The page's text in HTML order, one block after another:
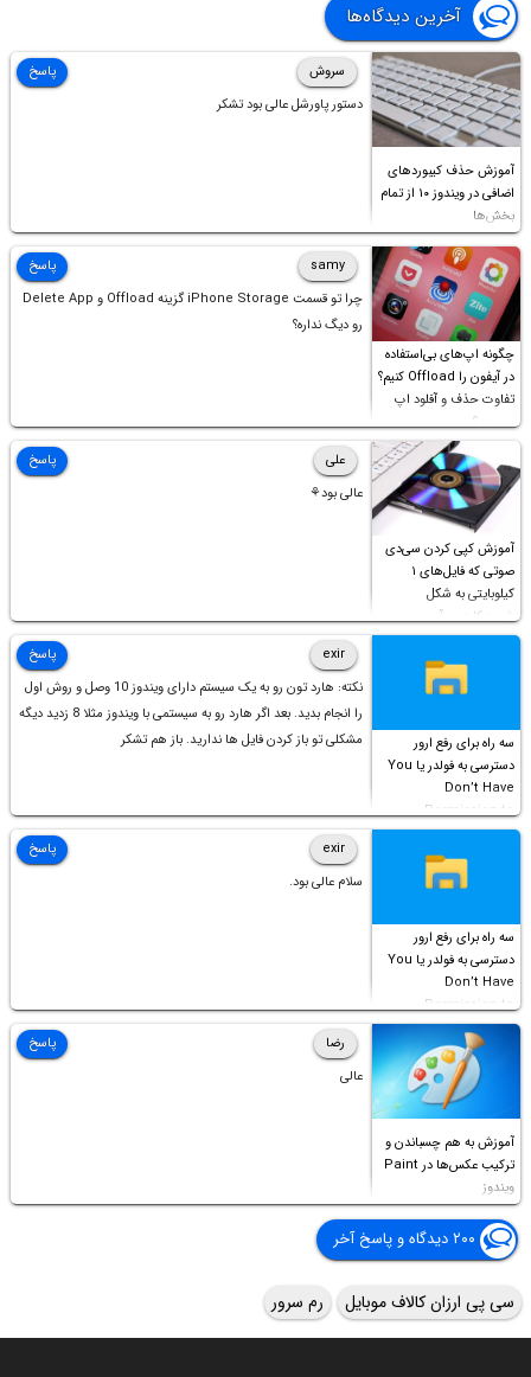
آخرین دیدگاه‌ها
آموزش حذف کیبوردهای
اضافی در ویندوز ۱۰ از تمام
بخش‌ها
سروش
دستور پاورشل عالی بود تشکر
پاسخ
چگونه اپ‌های بی‌استفاده
در آیفون را Offload کنیم؟
تفاوت حذف و آفلود اپ
چیست؟
samy
چرا تو قسمت iPhone Storage گزینه Offload و Delete App
رو دیگ نداره؟
پاسخ
آموزش کپی کردن سی‌دی
صوتی که فایل‌های ۱
کیلوبایتی به شکل
شورت‌کات در آن موجود
است!
علی
عالی بود⚘
پاسخ
سه راه برای رفع ارور
دسترسی به فولدر یا You
Don’t Have
Permission to
Access this folder
exir
نکته: هارد تون رو به یک سیستم دارای ویندوز 10 وصل و روش اول
را انجام بدید. بعد اگر هارد رو به سیستمی با ویندوز مثلا 8 زدید دیگه
مشکلی تو باز کردن فایل ها ندارید. باز هم تشکر
پاسخ
سه راه برای رفع ارور
دسترسی به فولدر یا You
Don’t Have
Permission to
Access this folder
exir
سلام عالی بود.
پاسخ
آموزش به هم چسباندن و
ترکیب عکس‌ها در Paint
ویندوز
رضا
عالی
پاسخ
۲۰۰ دیدگاه و پاسخ آخر
سی پی ارزان کالاف موبایل رم سرور